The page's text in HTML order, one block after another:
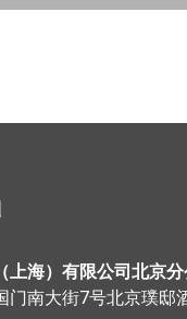
上海）有限公司北京分
门南大街7号北京璞邸